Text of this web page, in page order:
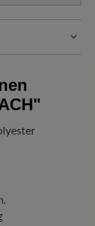
unser Lager in
genau
gerade